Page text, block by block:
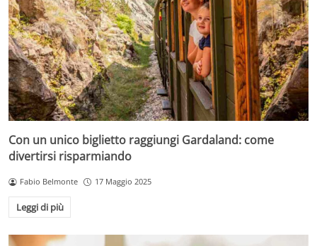
Con un unico biglietto raggiungi Gardaland: come
divertirsi risparmiando
Fabio Belmonte 17 Maggio 2025
Leggi di più